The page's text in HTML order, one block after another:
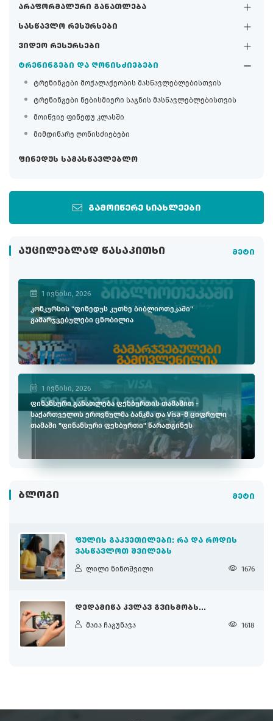
არაფორმალური განათლება
სასწავლო რესურსები
ვიდეო რესურსები
ტრენინგები და ღონისძიებები
ტრენინგები მოქალაქეობის მასწავლებლებისთვის
ტრენინგები ნებისმიერი საგნის მასწავლებლებისთვის
მოიწვიე ფინედუ კლასში
მიმდინარე ღონისძიებები
ფინედუს სამასწავლებლო
გამოიწერე სიახლეები
ᲐᲣᲪᲘᲚᲔᲑᲚᲐᲓ ᲬᲐᲡᲐᲙᲘᲗᲮᲘ მეტი
1 ივნისი, 2026
კონკურსის "ფინედუს კუთხე ბიბლიოთეკაში"
გამარჯვებულები ცნობილია
1 ივნისი, 2026
ფინანსური განათლება ფეხბურთის თამაშით -
საქართველოს ეროვნულმა ბანკმა და Visa-მ ციფრული
თამაში "ფინანსური ფეხბურთი" წარადგინეს
ᲑᲚᲝᲒᲘ მეტი
ᲤᲣᲚᲘᲡ ᲒᲐᲙᲕᲔᲗᲘᲚᲔᲑᲘ: ᲠᲐ ᲓᲐ ᲠᲝᲓᲘᲡ
ᲕᲐᲡᲬᲐᲕᲚᲝᲗ ᲨᲕᲘᲚᲔᲑᲡ
ლილი ნინოშვილი 1676
ᲓᲔᲓᲐᲛᲘᲬᲐ ᲙᲕᲚᲐᲕ ᲒᲕᲘᲮᲛᲝᲑᲡ...
მაია ჩაგუნავა 1618